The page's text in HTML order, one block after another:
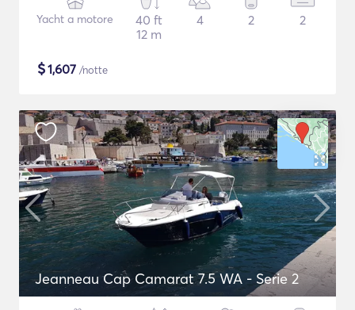
Yacht a motore
40 ft
12 m
4 2 2
$1,607 /notte
Jeanneau Cap Camarat 7.5 WA - Serie 2